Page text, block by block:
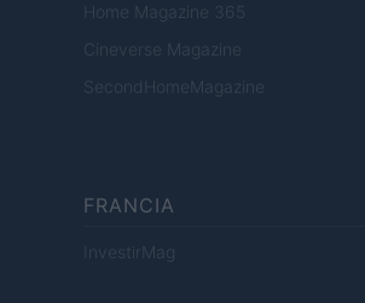
Home Magazine 365
Cineverse Magazine
SecondHomeMagazine
FRANCIA
InvestirMag